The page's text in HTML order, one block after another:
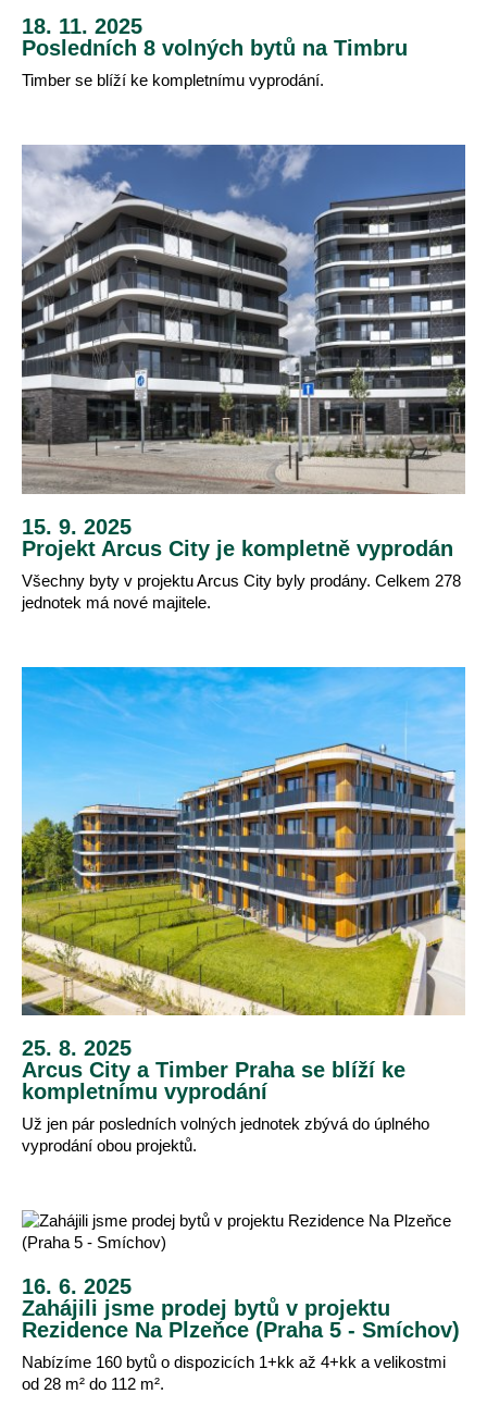
18. 11. 2025
Posledních 8 volných bytů na Timbru
Timber se blíží ke kompletnímu vyprodání.
15. 9. 2025
Projekt Arcus City je kompletně vyprodán
Všechny byty v projektu Arcus City byly prodány. Celkem 278
jednotek má nové majitele.
25. 8. 2025
Arcus City a Timber Praha se blíží ke
kompletnímu vyprodání
Už jen pár posledních volných jednotek zbývá do úplného
vyprodání obou projektů.
16. 6. 2025
Zahájili jsme prodej bytů v projektu
Rezidence Na Plzeňce (Praha 5 - Smíchov)
Nabízíme 160 bytů o dispozicích 1+kk až 4+kk a velikostmi
od 28 m² do 112 m².